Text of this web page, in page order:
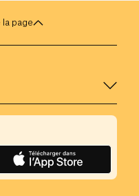
la page